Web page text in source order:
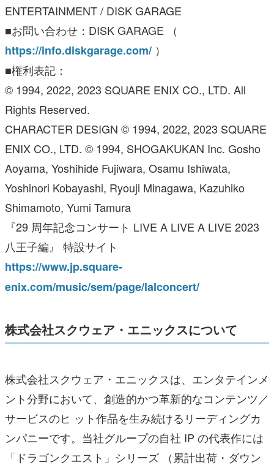
ENTERTAINMENT / DISK GARAGE
■お問い合わせ：DISK GARAGE （
https://info.diskgarage.com/ ）
■権利表記：
© 1994, 2022, 2023 SQUARE ENIX CO., LTD. All
Rights Reserved.
CHARACTER DESIGN © 1994, 2022, 2023 SQUARE
ENIX CO., LTD. © 1994, SHOGAKUKAN Inc. Gosho
Aoyama, Yoshihide Fujiwara, Osamu Ishiwata,
Yoshinori Kobayashi, Ryouji Minagawa, Kazuhiko
Shimamoto, Yumi Tamura
『29 周年記念コンサート LIVE A LIVE A LIVE 2023
八王子編』 特設サイト
https://www.jp.square-
enix.com/music/sem/page/lalconcert/
株式会社スクウェア・エニックスについて
株式会社スクウェア・エニックスは、エンタテインメ
ント分野において、創造的かつ革新的なコンテンツ／
サービスのヒ ット作品を生み続けるリーディングカ
ンパニーです。当社グループの自社 IP の代表作には
「ドラゴンクエスト」シリーズ （累計出荷・ダウン